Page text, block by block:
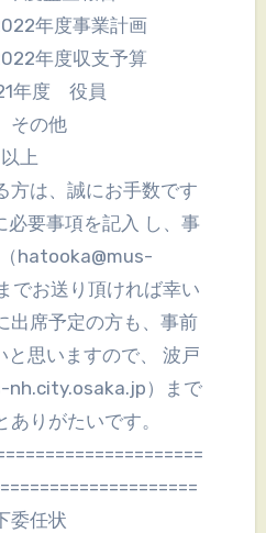
年度事業計画
年度収支予算
年度 役員
その他
以上
は、誠にお手数です
必要事項を記入 し、事
hatooka@mus-
でお送り頂ければ幸い
出席予定の方も、事前
と思いますので、 波戸
nh.city.osaka.jp）まで
ありがたいです。
委任状